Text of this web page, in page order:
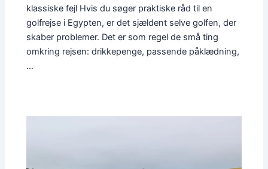
klassiske fejl Hvis du søger praktiske råd til en
golfrejse i Egypten, er det sjældent selve golfen, der
skaber problemer. Det er som regel de små ting
omkring rejsen: drikkepenge, passende påklædning,
…